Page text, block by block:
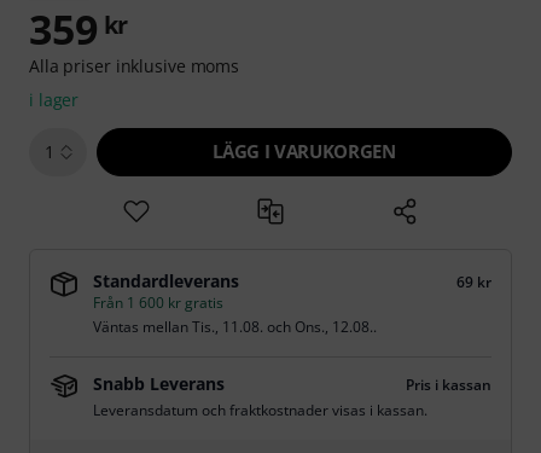
359 kr
Alla priser inklusive moms
i lager
1 LÄGG I VARUKORGEN
Standardleverans
69 kr
Från 1 600 kr gratis
Väntas mellanTis., 11.08. och Ons., 12.08..
Snabb Leverans
Pris i kassan
Leveransdatum och fraktkostnader visas i kassan.